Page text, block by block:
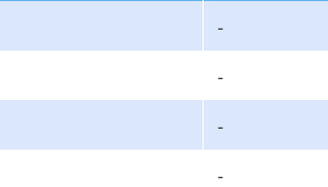
-
-
-
-